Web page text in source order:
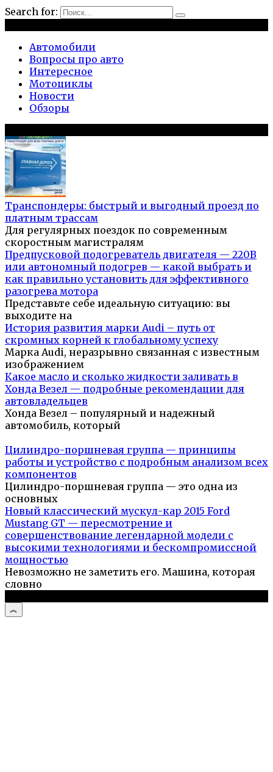
Search for:
Автомобили
Вопросы про авто
Интересное
Мотоциклы
Новости
Обзоры
Транспондеры: быстрый и выгодный проезд по
платным трассам
Для регулярных поездок по современным
скоростным магистралям
Предпусковой подогреватель двигателя — 220В
или автономный подогрев — какой выбрать и
как правильно установить для эффективного
разогрева мотора
Представьте себе идеальную ситуацию: вы
выходите на
История развития марки Audi – путь от
скромных корней к глобальному успеху
Марка Audi, неразрывно связанная с известным
изображением
Какое масло и сколько жидкости заливать в
Хонда Везел — подробные рекомендации для
автовладельцев
Хонда Везел – популярный и надежный
автомобиль, который
Цилиндро-поршневая группа — принципы
работы и устройство с подробным анализом всех
компонентов
Цилиндро-поршневая группа — это одна из
основных
Новый классический мускул-кар 2015 Ford
Mustang GT — пересмотрение и
совершенствование легендарной модели с
высокими технологиями и бескомпромиссной
мощностью
Невозможно не заметить его. Машина, которая
словно